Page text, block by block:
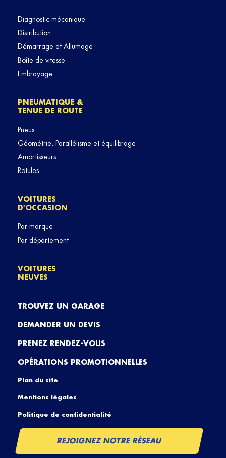
Diagnostic mécanique
Distribution
Démarrage et Allumage
Boîte de vitesse
Embrayage
PNEUMATIQUE &
TENUE DE ROUTE
Pneus
Géométrie, Parallélisme et équilibrage
Amortisseurs
Rotules
VOITURES
D'OCCASION
Par marque
Par département
VOITURES
NEUVES
TROUVEZ UN GARAGE
DEMANDER UN DEVIS
PRENEZ RENDEZ-VOUS
OPÉRATIONS PROMOTIONNELLES
Plan du site
Mentions légales
Politique de confidentialité
REJOIGNEZ NOTRE RÉSEAU